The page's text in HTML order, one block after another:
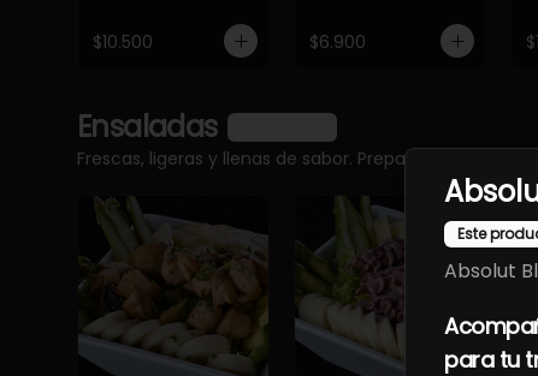
$10.500 $6.900
Ensaladas
Frescas, ligeras y llenas de sabor. Preparadas con
Este
Absolut
para tu